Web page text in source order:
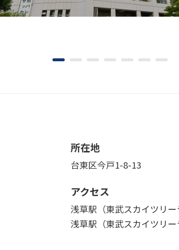
所在地
台東区今戸1-8-13
アクセス
浅草駅（東武スカイツリ
浅草駅（東武スカイツリ